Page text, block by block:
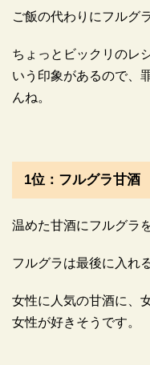
ご飯の代わりにフルグ
ちょっとビックリのレ
いう印象があるので、
んね。
1位：フルグラ甘酒
温めた甘酒にフルグラ
フルグラは最後に入れ
女性に人気の甘酒に、
女性が好きそうです。